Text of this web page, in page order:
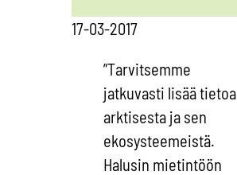
17-03-2017
”Tarvitsemme
jatkuvasti lisää tietoa
arktisesta ja sen
ekosysteemeistä.
Halusin mietintöön